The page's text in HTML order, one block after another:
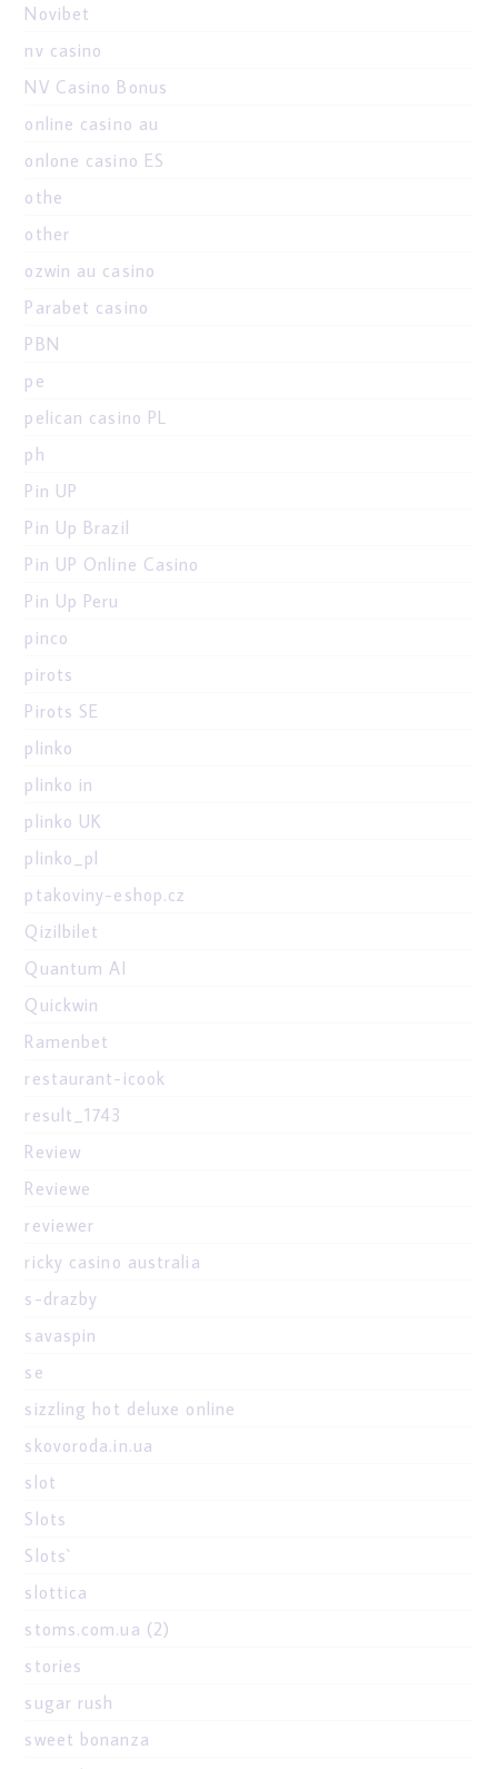
Novibet
nv casino
NV Casino Bonus
online casino au
onlone casino ES
othe
other
ozwin au casino
Parabet casino
PBN
pe
pelican casino PL
ph
Pin UP
Pin Up Brazil
Pin UP Online Casino
Pin Up Peru
pinco
pirots
Pirots SE
plinko
plinko in
plinko UK
plinko_pl
ptakoviny-eshop.cz
Qizilbilet
Quantum AI
Quickwin
Ramenbet
restaurant-icook
result_1743
Review
Reviewe
reviewer
ricky casino australia
s-drazby
savaspin
se
sizzling hot deluxe online
skovoroda.in.ua
slot
Slots
Slots`
slottica
stoms.com.ua (2)
stories
sugar rush
sweet bonanza